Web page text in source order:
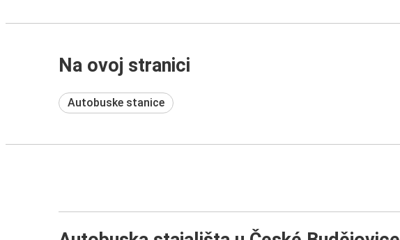
Na ovoj stranici
Autobuske stanice